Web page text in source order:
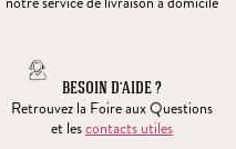
BESOIN D’AIDE ?
Retrouvez la Foire aux Questions
et lescontacts utiles